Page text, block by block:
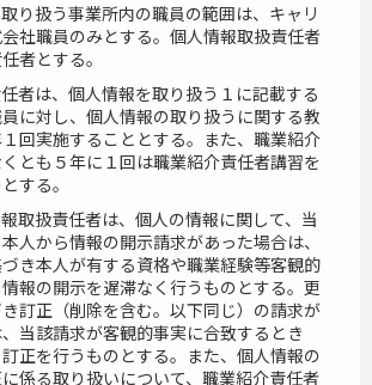
り扱う事業所内の職員の範囲は、キャリ
社職員のみとする。個人情報取扱責任者
者とする。
者は、個人情報を取り扱う１に記載する
に対し、個人情報の取り扱うに関する教
回実施することとする。また、職業紹介
とも５年に１回は職業紹介責任者講習を
する。
取扱責任者は、個人の情報に関して、当
人から情報の開示請求があった場合は、
き本人が有する資格や職業経験等客観的
報の開示を遅滞なく行うものとする。更
訂正（削除を含む。以下同じ）の請求が
当該請求が客観的事実に合致するとき
正を行うものとする。また、個人情報の
係る取り扱いについて、職業紹介責任者